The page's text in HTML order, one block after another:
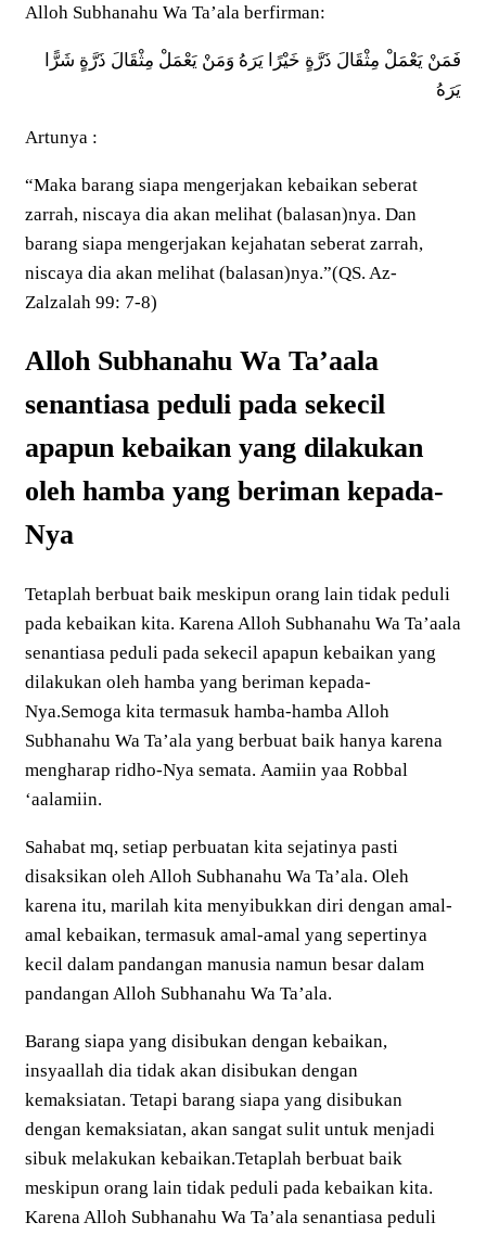
Alloh Subhanahu Wa Ta’ala berfirman:
فَمَنْ يَعْمَلْ مِثْقَالَ ذَرَّةٍ خَيْرًا يَرَهُ وَمَنْ يَعْمَلْ مِثْقَالَ ذَرَّةٍ شَرًّا
يَرَهُ
Artunya :
“Maka barang siapa mengerjakan kebaikan seberat
zarrah, niscaya dia akan melihat (balasan)nya. Dan
barang siapa mengerjakan kejahatan seberat zarrah,
niscaya dia akan melihat (balasan)nya.”(QS. Az-
Zalzalah 99: 7-8)
Alloh Subhanahu Wa Ta’aala
senantiasa peduli pada sekecil
apapun kebaikan yang dilakukan
oleh hamba yang beriman kepada-
Nya
Tetaplah berbuat baik meskipun orang lain tidak peduli
pada kebaikan kita. Karena Alloh Subhanahu Wa Ta’aala
senantiasa peduli pada sekecil apapun kebaikan yang
dilakukan oleh hamba yang beriman kepada-
Nya.Semoga kita termasuk hamba-hamba Alloh
Subhanahu Wa Ta’ala yang berbuat baik hanya karena
mengharap ridho-Nya semata. Aamiin yaa Robbal
‘aalamiin.
Sahabat mq, setiap perbuatan kita sejatinya pasti
disaksikan oleh Alloh Subhanahu Wa Ta’ala. Oleh
karena itu, marilah kita menyibukkan diri dengan amal-
amal kebaikan, termasuk amal-amal yang sepertinya
kecil dalam pandangan manusia namun besar dalam
pandangan Alloh Subhanahu Wa Ta’ala.
Barang siapa yang disibukan dengan kebaikan,
insyaallah dia tidak akan disibukan dengan
kemaksiatan. Tetapi barang siapa yang disibukan
dengan kemaksiatan, akan sangat sulit untuk menjadi
sibuk melakukan kebaikan.Tetaplah berbuat baik
meskipun orang lain tidak peduli pada kebaikan kita.
Karena Alloh Subhanahu Wa Ta’ala senantiasa peduli